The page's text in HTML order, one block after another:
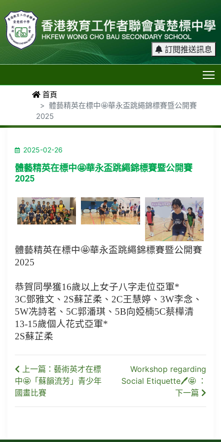
訂閱推送訊息
首頁
體藝精英在標中🤩華永盃跳繩錦標賽暨公開賽
2025
2025-02-26
體藝精英在標中🤩華永盃跳繩錦標賽暨公開賽
2025
體藝精英在標中🤩華永盃跳繩錦標賽暨公開賽
2025
恭賀同學獲16歲以上女子八字走位亞軍*
3C鄧雅文、2S蘇芷柔、2C王慧婷、3W李念、
5W冼詩茗、5C郭潘琪、5B向婭楠5C蔡樺清
13-15歲個人花式亞軍*
2S蘇芷柔
上一篇：藝術英才在標
中🤩「蘇韻流芳」青少年
國畫比賽
Workshop regarding
Social Etiquette🖊🤩 ：
下一篇